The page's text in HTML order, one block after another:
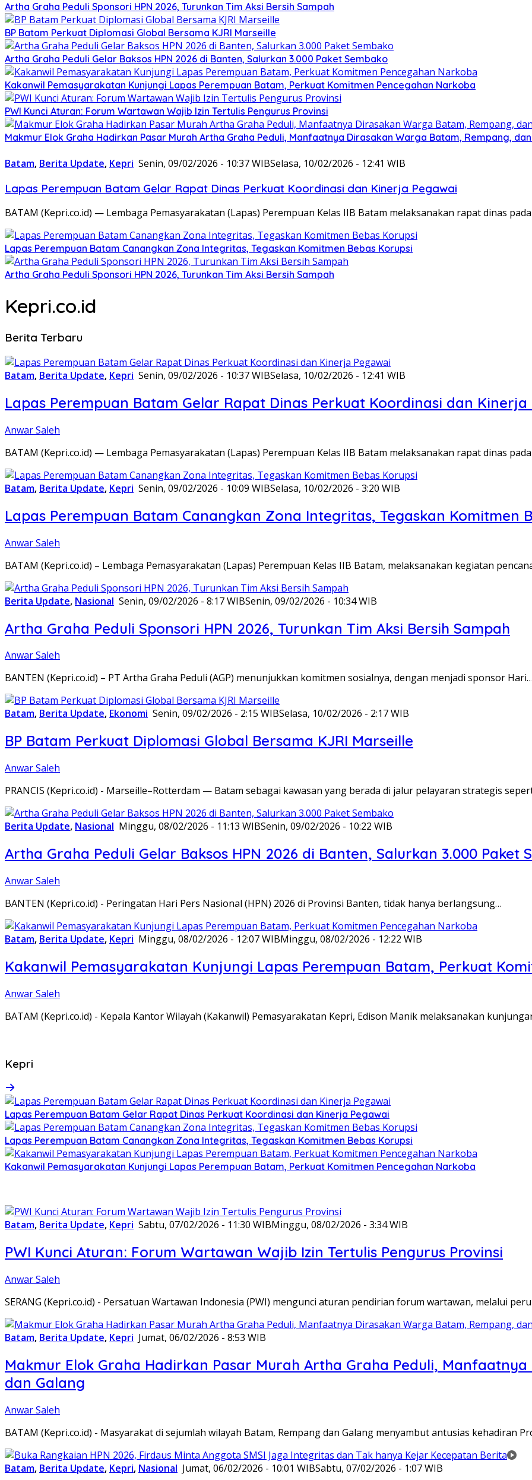
Artha Graha Peduli Sponsori HPN 2026, Turunkan Tim Aksi Bersih Sampah
BP Batam Perkuat Diplomasi Global Bersama KJRI Marseille
Artha Graha Peduli Gelar Baksos HPN 2026 di Banten, Salurkan 3.000 Paket Sembako
Kakanwil Pemasyarakatan Kunjungi Lapas Perempuan Batam, Perkuat Komitmen Pencegahan Narkoba
PWI Kunci Aturan: Forum Wartawan Wajib Izin Tertulis Pengurus Provinsi
Makmur Elok Graha Hadirkan Pasar Murah Artha Graha Peduli, Manfaatnya Dirasakan Warga Batam, Rempang,
Batam, Berita Update, Kepri Senin, 09/02/2026 - 10:37 WIBSelasa, 10/02/2026 - 12:41 WIB
Lapas Perempuan Batam Gelar Rapat Dinas Perkuat Koordinasi dan Kinerja Pegawai
BATAM (Kepri.co.id) — Lembaga Pemasyarakatan (Lapas) Perempuan Kelas IIB Batam melaksanakan rapat dinas
Lapas Perempuan Batam Canangkan Zona Integritas, Tegaskan Komitmen Bebas Korupsi
Artha Graha Peduli Sponsori HPN 2026, Turunkan Tim Aksi Bersih Sampah
Kepri.co.id
Berita Terbaru
Batam, Berita Update, Kepri Senin, 09/02/2026 - 10:37 WIBSelasa, 10/02/2026 - 12:41 WIB
Lapas Perempuan Batam Gelar Rapat Dinas Perkuat Koordinasi dan Kinerja
Anwar Saleh
BATAM (Kepri.co.id) — Lembaga Pemasyarakatan (Lapas) Perempuan Kelas IIB Batam melaksanakan rapat dinas
Batam, Berita Update, Kepri Senin, 09/02/2026 - 10:09 WIBSelasa, 10/02/2026 - 3:20 WIB
Lapas Perempuan Batam Canangkan Zona Integritas, Tegaskan Komitmen
Anwar Saleh
BATAM (Kepri.co.id) – Lembaga Pemasyarakatan (Lapas) Perempuan Kelas IIB Batam, melaksanakan kegiatan
Berita Update, Nasional Senin, 09/02/2026 - 8:17 WIBSenin, 09/02/2026 - 10:34 WIB
Artha Graha Peduli Sponsori HPN 2026, Turunkan Tim Aksi Bersih Sampah
Anwar Saleh
BANTEN (Kepri.co.id) – PT Artha Graha Peduli (AGP) menunjukkan komitmen sosialnya, dengan menjadi sponsor Hari…
Batam, Berita Update, Ekonomi Senin, 09/02/2026 - 2:15 WIBSelasa, 10/02/2026 - 2:17 WIB
BP Batam Perkuat Diplomasi Global Bersama KJRI Marseille
Anwar Saleh
PRANCIS (Kepri.co.id) - Marseille–Rotterdam — Batam sebagai kawasan yang berada di jalur pelayaran strategis
Berita Update, Nasional Minggu, 08/02/2026 - 11:13 WIBSenin, 09/02/2026 - 10:22 WIB
Artha Graha Peduli Gelar Baksos HPN 2026 di Banten, Salurkan 3.000 Paket
Anwar Saleh
BANTEN (Kepri.co.id) - Peringatan Hari Pers Nasional (HPN) 2026 di Provinsi Banten, tidak hanya berlangsung…
Batam, Berita Update, Kepri Minggu, 08/02/2026 - 12:07 WIBMinggu, 08/02/2026 - 12:22 WIB
Kakanwil Pemasyarakatan Kunjungi Lapas Perempuan Batam, Perkuat
Anwar Saleh
BATAM (Kepri.co.id) - Kepala Kantor Wilayah (Kakanwil) Pemasyarakatan Kepri, Edison Manik melaksanakan
Kepri
Lapas Perempuan Batam Gelar Rapat Dinas Perkuat Koordinasi dan Kinerja Pegawai
Lapas Perempuan Batam Canangkan Zona Integritas, Tegaskan Komitmen Bebas Korupsi
Kakanwil Pemasyarakatan Kunjungi Lapas Perempuan Batam, Perkuat Komitmen Pencegahan Narkoba
Batam, Berita Update, Kepri Sabtu, 07/02/2026 - 11:30 WIBMinggu, 08/02/2026 - 3:34 WIB
PWI Kunci Aturan: Forum Wartawan Wajib Izin Tertulis Pengurus Provinsi
Anwar Saleh
SERANG (Kepri.co.id) - Persatuan Wartawan Indonesia (PWI) mengunci aturan pendirian forum wartawan, melalui
Batam, Berita Update, Kepri Jumat, 06/02/2026 - 8:53 WIB
Makmur Elok Graha Hadirkan Pasar Murah Artha Graha Peduli,
dan Galang
Anwar Saleh
BATAM (Kepri.co.id) - Masyarakat di sejumlah wilayah Batam, Rempang dan Galang menyambut antusias kehadiran
Batam, Berita Update, Kepri, Nasional Jumat, 06/02/2026 - 10:01 WIBSabtu, 07/02/2026 - 1:07 WIB